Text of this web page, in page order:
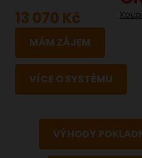
13 070 Kč
MÁM ZÁJEM
VÍCE O SYSTÉMU
VÝHODY